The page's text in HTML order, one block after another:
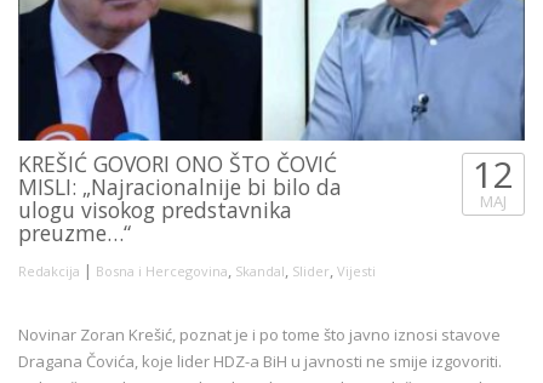
KREŠIĆ GOVORI ONO ŠTO ČOVIĆ
MISLI: „Najracionalnije bi bilo da
ulogu visokog predstavnika
preuzme…“
Redakcija | Bosna i Hercegovina, Skandal, Slider, Vijesti
12
MAJ
Novinar Zoran Krešić, poznat je i po tome što javno iznosi stavove
Dragana Čovića, koje lider HDZ-a BiH u javnosti ne smije izgovoriti.